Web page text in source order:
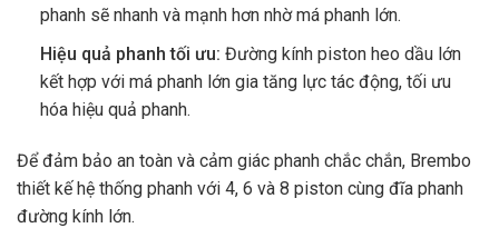
phanh sẽ nhanh và mạnh hơn nhờ má phanh lớn.
Hiệu quả phanh tối ưu: Đường kính piston heo dầu lớn
kết hợp với má phanh lớn gia tăng lực tác động, tối ưu
hóa hiệu quả phanh.
Để đảm bảo an toàn và cảm giác phanh chắc chắn, Brembo
thiết kế hệ thống phanh với 4, 6 và 8 piston cùng đĩa phanh
đường kính lớn.